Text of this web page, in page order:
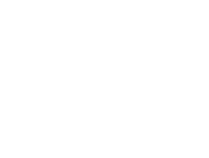
ett
övning är att
och
rummet för alla att